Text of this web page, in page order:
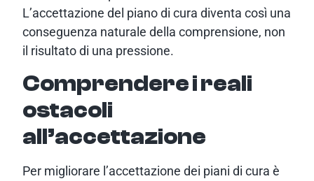
L’accettazione del piano di cura diventa così una
conseguenza naturale della comprensione, non
il risultato di una pressione.
Comprendere i reali
ostacoli
all’accettazione
Per migliorare l’accettazione dei piani di cura è